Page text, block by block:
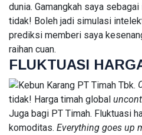
SDM
Menuju
Indonesia
Emas 2045
HUMANIORA
Azanda
Fahzel: AI
Pengganti
Manusia,
tetapi
Penguat
Kreativitas
Aug,
2026
views
FEATURED
dunia. Gamangkah saya
tidak! Boleh jadi simulasi
prediksi memberi saya
raihan cuan.
FLUKTUASI
tidak! Harga timah global
Juga bagi PT Timah. Fluktuasi
komoditas. Everything goes up